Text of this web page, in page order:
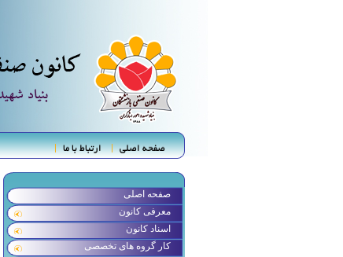
صفحه اصلی ارتباط با ما
صفحه اصلی
معرفی کانون
اسناد کانون
کار گروه های تخصصی